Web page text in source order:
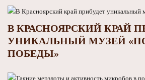
В КРАСНОЯРСКИЙ КРАЙ
УНИКАЛЬНЫЙ МУЗЕЙ
ПОБЕДЫ»